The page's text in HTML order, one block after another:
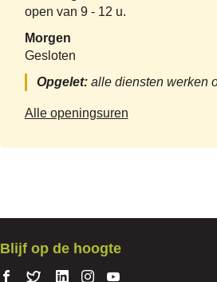
gesloten
open van 9- 12 u.
Morgen
Gesloten
Opgelet: alle diensten werken
Alle openingsurenVrije
Blijf op de hoogte
Volg ons
Volg Volg Volg ons
Volg